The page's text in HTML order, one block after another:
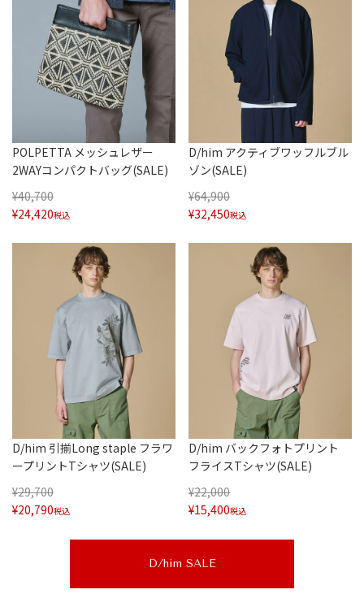
POLPETTA メッシュレザー
2WAYコンパクトバッグ(SALE)
¥40,700
¥24,420税込
D/him アクティブワッフルブル
ゾン(SALE)
¥64,900
¥32,450税込
D/him 引揃Long staple フラワ
ープリントTシャツ(SALE)
¥29,700
¥20,790税込
D/him バックフォトプリント
フライスTシャツ(SALE)
¥22,000
¥15,400税込
D/him SALE